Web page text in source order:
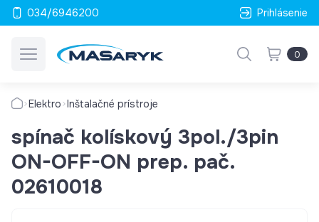
034/6946200 Prihlásenie
0
Elektro Inštalačné prístroje
spínač kolískový 3pol./3pin
ON-OFF-ON prep. pač.
02610018